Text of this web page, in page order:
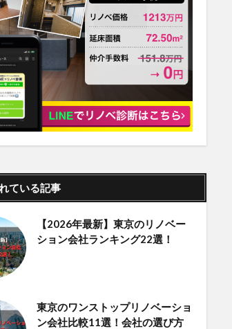
ている記事
【2026年最新】東京のリノベー
ション会社ランキング22選！
東京のワンストップリノベーショ
ン会社比較11選！会社の選び方